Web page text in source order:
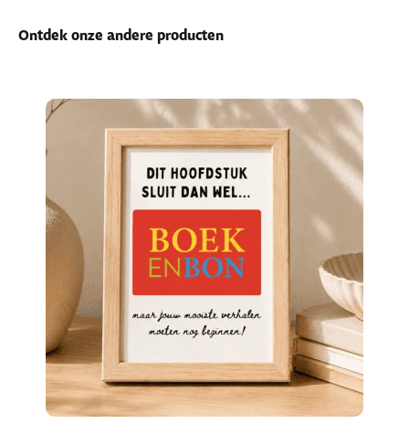
Ontdek onze andere producten